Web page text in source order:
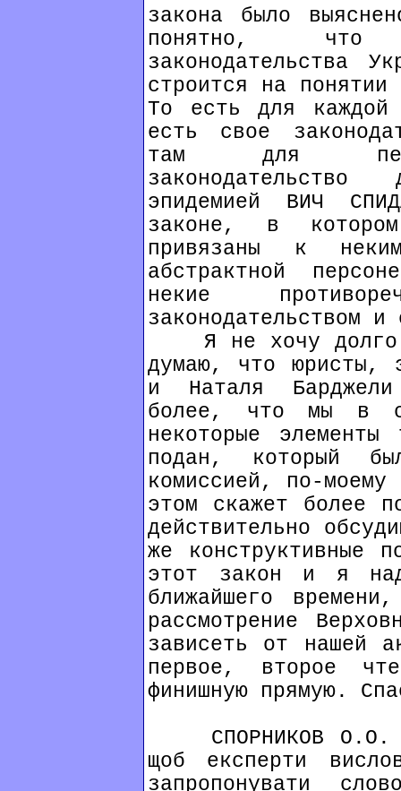
закона было
понятно, что
законодательства
строится на
То есть для каждой
есть свое
там для
эпидемией ВИЧ
законе, в
привязаны к
абстрактной
некие
законодательством
Я не хочу долго
думаю, что юристы,
и Наталя
более, что мы в
некоторые
подан, который
комиссией, по-
этом скажет более
действительно
же конструктивные
этот закон и я
ближайшего
рассмотрение
зависеть от нашей
первое, второе
финишную прямую.
СПОРНИКОВ О.О. Я
щоб експерти
запропонувати